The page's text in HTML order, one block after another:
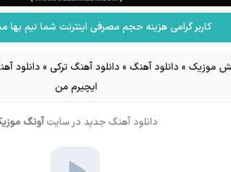
کاربر گرامی هزینه حجم مصرفی اینترنت شما نیم
موزیک » دانلود آهنگ » دانلود آهنگ ترکی » دانلود
ایچیرم من
دانلود آهنگ جدیددر سایت آونگ